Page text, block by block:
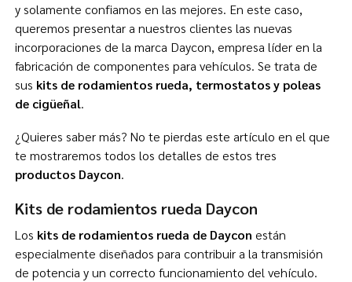
y solamente confiamos en las mejores. En este caso,
queremos presentar a nuestros clientes las nuevas
incorporaciones de la marca Daycon, empresa líder en la
fabricación de componentes para vehículos. Se trata de
sus kits de rodamientos rueda, termostatos y poleas
de cigüeñal.
¿Quieres saber más? No te pierdas este artículo en el que
te mostraremos todos los detalles de estos tres
productos Daycon.
Kits de rodamientos rueda Daycon
Los kits de rodamientos rueda de Daycon están
especialmente diseñados para contribuir a la transmisión
de potencia y un correcto funcionamiento del vehículo.